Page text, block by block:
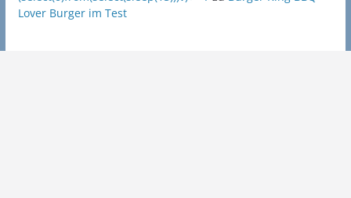
Lover Burger im Test